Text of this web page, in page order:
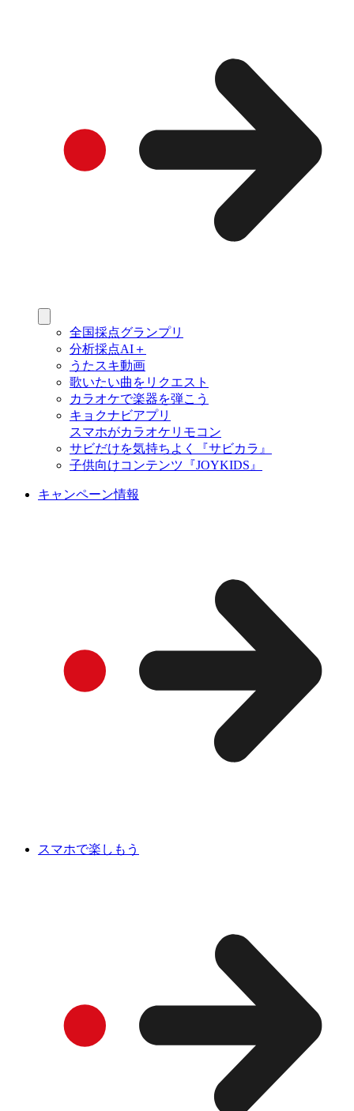
全国採点グランプリ
分析採点AI＋
うたスキ動画
歌いたい曲をリクエスト
カラオケで楽器を弾こう
キョクナビアプリ
スマホがカラオケリモコン
サビだけを気持ちよく『サビカラ』
子供向けコンテンツ『JOYKIDS』
キャンペーン情報
スマホで楽しもう